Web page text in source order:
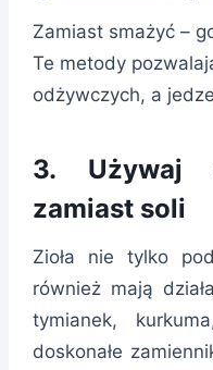
Zamiast smażyć –
Te metody
odżywczych, a
3. Używaj
zamiast soli
Zioła nie tylko
również mają
tymianek,
doskonałe